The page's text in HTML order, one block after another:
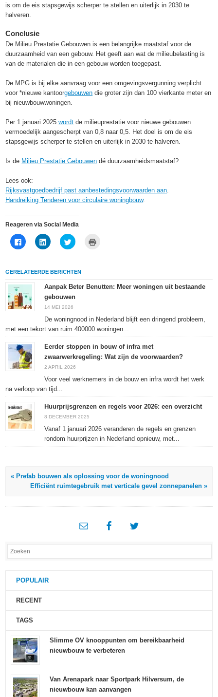
is om de eis stapsgewijs scherper te stellen en uiterlijk in 2030 te
halveren.
Conclusie
De Milieu Prestatie Gebouwen is een belangrijke maatstaf voor de
duurzaamheid van een gebouw. Het geeft aan wat de milieubelasting is
van de materialen die in een gebouw worden toegepast.
De MPG is bij elke aanvraag voor een omgevingsvergunning verplicht
voor *nieuwe kantoorgebouwen die groter zijn dan 100 vierkante meter en
bij nieuwbouwwoningen.
Per 1 januari 2025wordt de milieuprestatie voor nieuwe gebouwen
vermoedelijk aangescherpt van 0,8 naar 0,5. Het doel is om de eis
stapsgewijs scherper te stellen en uiterlijk in 2030 te halveren.
Is de Milieu Prestatie Gebouwen dé duurzaamheidsmaatstaf?
Lees ook:
Rijksvastgoedbedrijf past aanbestedingsvoorwaarden aan.
Handreiking Tenderen voor circulaire woningbouw.
Reageren via Social Media
Klik
om
Facebook
(Wordt
een
nieuw
venster
geopend)
Klik
om
delen
(Wordt
een
nieuw
venster
geopend)
Klik
om
Twitter
(Wordt
een
venster
geopend)
nieuw
GERELATEERDE BERICHTEN
Aanpak Beter Benutten: Meer woningen uit bestaande
gebouwen
14 MEI 2026
De woningnood in Nederland blijft een dringend probleem,
met een tekort van ruim 400000 woningen...
Eerder stoppen in bouw of infra met
zwaarwerkregeling: Wat zijn de voorwaarden?
2 APRIL 2026
Voor veel werknemers in de bouw en infra wordt het werk
na verloop van tijd...
Huurprijsgrenzen en regels voor 2026: een overzicht
8 DECEMBER 2025
Vanaf 1 januari 2026 veranderen de regels en grenzen
rondom huurprijzen in Nederland opnieuw, met...
« Prefab bouwen als oplossing voor de woningnood
Efficiënt ruimtegebruik met verticale gevel zonnepanelen »
POPULAIR
RECENT
TAGS
Slimme OV knooppunten om bereikbaarheid
nieuwbouw te verbeteren
Van Arenapark naar Sportpark Hilversum, de
nieuwbouw kan aanvangen